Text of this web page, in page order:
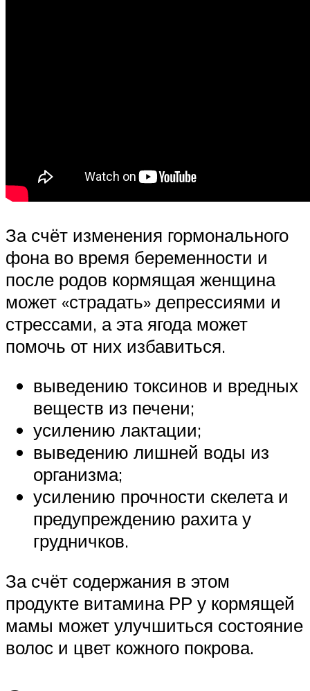
За счёт изменения гормонального
фона во время беременности и
после родов кормящая женщина
может «страдать» депрессиями и
стрессами, а эта ягода может
помочь от них избавиться.
выведению токсинов и вредных
веществ из печени;
усилению лактации;
выведению лишней воды из
организма;
усилению прочности скелета и
предупреждению рахита у
грудничков.
За счёт содержания в этом
продукте витамина РР у кормящей
мамы может улучшиться состояние
волос и цвет кожного покрова.